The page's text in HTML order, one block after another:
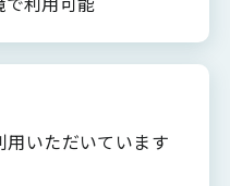
用いただいています